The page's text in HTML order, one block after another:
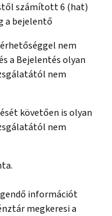
számított 6 (hat)
a bejelentő
nem
a Bejelentés olyan
nem
követően is olyan
nem
információt
megkeresi a